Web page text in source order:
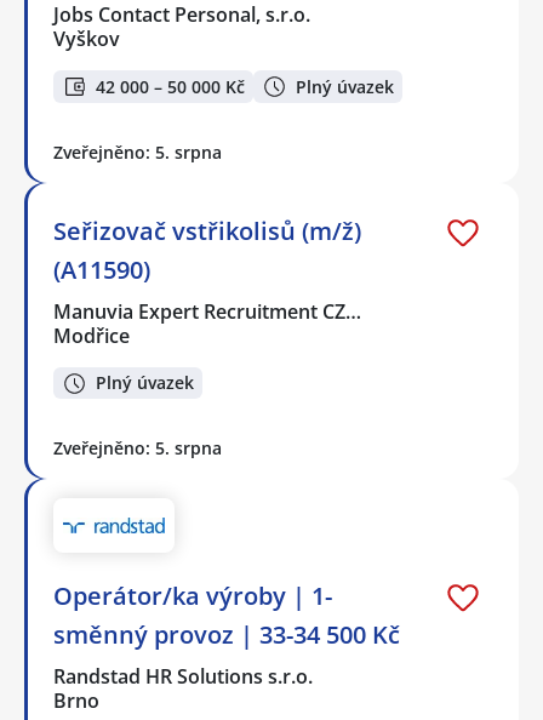
Jobs Contact Personal, s.r.o.
Vyškov
42 000 – 50 000 Kč Plný úvazek
Zveřejněno: 5. srpna
Seřizovač vstřikolisů (m/ž)
(A11590)
Manuvia Expert Recruitment CZ…
Modřice
Plný úvazek
Zveřejněno: 5. srpna
Operátor/ka výroby | 1-
směnný provoz | 33-34 500 Kč
Randstad HR Solutions s.r.o.
Brno